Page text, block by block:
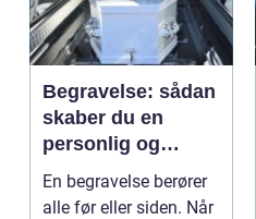
Begravelse: sådan
skaber du en
personlig og
respektfuld afsked
En begravelse berører
alle før eller siden. Når